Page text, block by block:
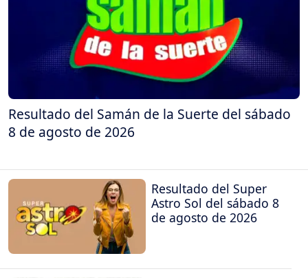
Resultado del Samán de la Suerte del sábado
8 de agosto de 2026
Resultado del Super
Astro Sol del sábado 8
de agosto de 2026